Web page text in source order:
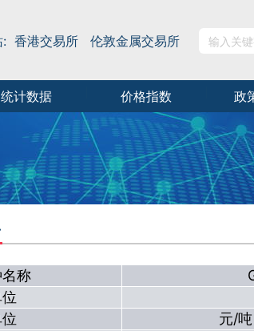
: 香港交易所 伦敦金属交易所
统计数据 价格指数 政
称
元/